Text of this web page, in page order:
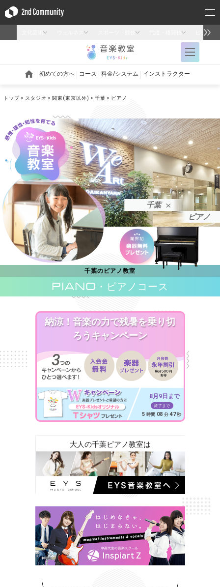
トップ スタジオ 関東(東京以外) 千葉 ピアノ
千葉
ピアノ
千葉のピアノ教室
PIANO ・ピアノコース
納涼！音楽の力で残暑を乗り切
ろうキャンペーン
8月9日まで
終了まで
5 時間 08 分 45 秒
大人の千葉ピアノ教室は